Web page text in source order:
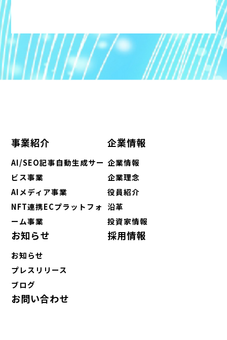
事業紹介
AI/SEO記事自動生成サー
ビス事業
AIメディア事業
NFT連携ECプラットフォ
ーム事業
企業情報
企業情報
企業理念
役員紹介
沿革
投資家情報
お知らせ
お知らせ
プレスリリース
ブログ
採用情報
お問い合わせ